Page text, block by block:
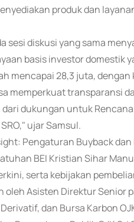
produk dan
sesi diskusi yang sama
basis investor domestik
mencapai 28,3 juta,
memperkuat transparansi
dukungan untuk
ujar Samsul.
Pengaturan Buyback
BEI Kristian Sihar
serta kebijakan
Asisten Direktur Senior
dan Bursa Karbon